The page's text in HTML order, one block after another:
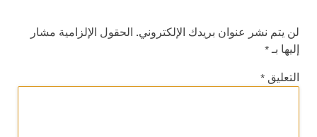
لن يتم نشر عنوان بريدك الإلكتروني. الحقول الإلزامية مشار
إليها بـ*
التعليق *